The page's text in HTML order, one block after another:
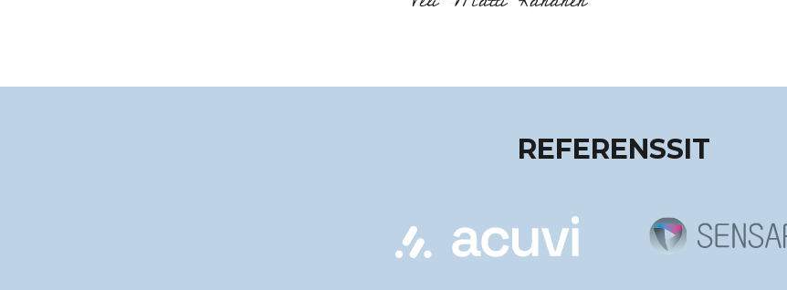
REFERENSSIT